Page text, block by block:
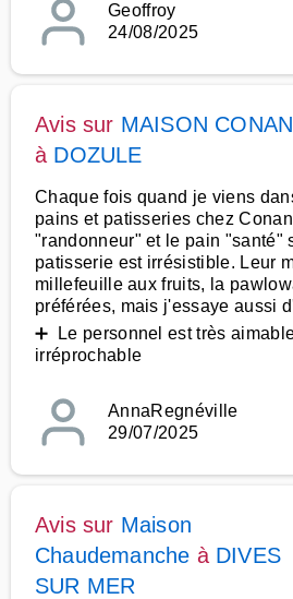
Geoffroy
24/08/2025
Avis sur MAISON CONAN
à DOZULE
Chaque fois quand je viens
pains et patisseries chez
"randonneur" et le pain "santé"
patisserie est irrésistible. Leur
millefeuille aux fruits, la
préférées, mais j'essaye aussi
➕ Le personnel est très
irréprochable
AnnaRegnéville
29/07/2025
Avis sur Maison
Chaudemanche à DIVES
SUR MER